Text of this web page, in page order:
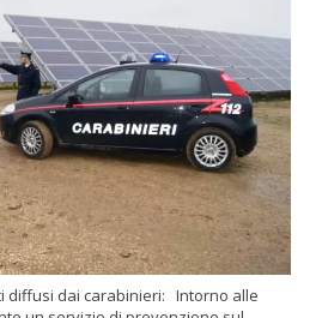
diffusi dai carabinieri: Intorno alle